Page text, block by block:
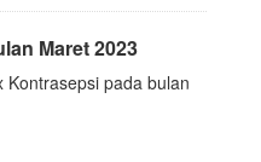
Maret 2023
Kontrasepsi pada bulan